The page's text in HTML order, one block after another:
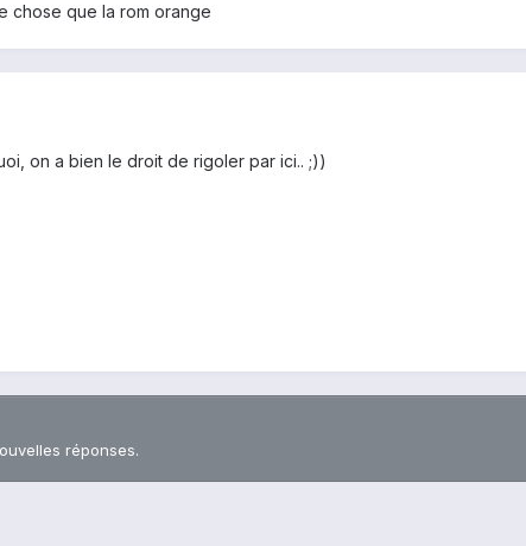
chose que la rom orange
on a bien le droit de rigoler par ici.. ;))
réponses.